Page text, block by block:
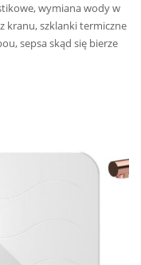
wymiana wody w
kranu, szklanki termiczne
sepsa skąd się bierze